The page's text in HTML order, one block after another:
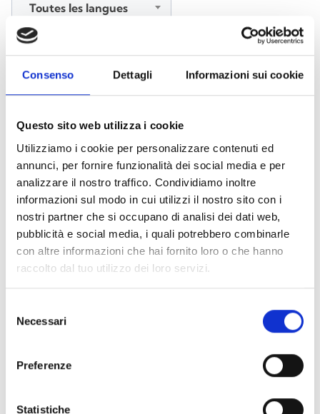
Consenso Dettagli Informazioni sui cookie
Questo sito web utilizza i cookie
Utilizziamo i cookie per personalizzare contenuti ed
annunci, per fornire funzionalità dei social media e per
analizzare il nostro traffico. Condividiamo inoltre
informazioni sul modo in cui utilizzi il nostro sito con i
nostri partner che si occupano di analisi dei dati web,
pubblicità e social media, i quali potrebbero combinarle
con altre informazioni che hai fornito loro o che hanno
raccolto dal tuo utilizzo dei loro servizi.
delNecessari
Preferenze
Statistiche
Accessoires pour socles EB00 - Matériaux (47)
Accessoires pour les tests des détecteurs -
Matériaux(6)
Accessoires pour détecteurs Enea - Matériaux (35)
Accessoires Senseware
Accessoires de la série Industrial - Matériaux(17)
Documents(6992)
Tout sélectionner
marqués par une icône lock
Toutes les langues
RECHERCHER
EFFACER LES FILTRES